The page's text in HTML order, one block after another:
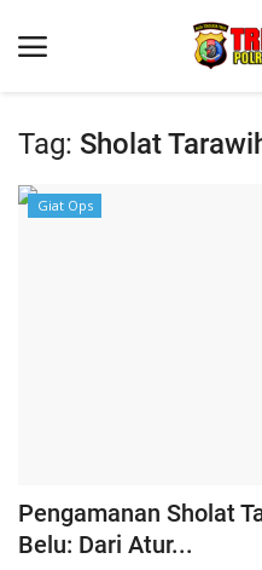
Beranda
Tag: Sholat
Giat Ops
Pengamanan Sholat
Belu: Dari Atur...